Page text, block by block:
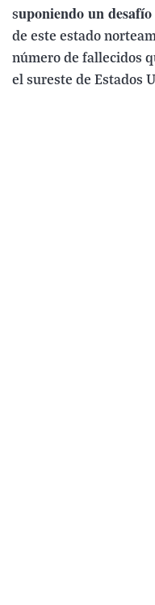
suponiendo un
de este estado
número de fallecidos
el sureste de Estados